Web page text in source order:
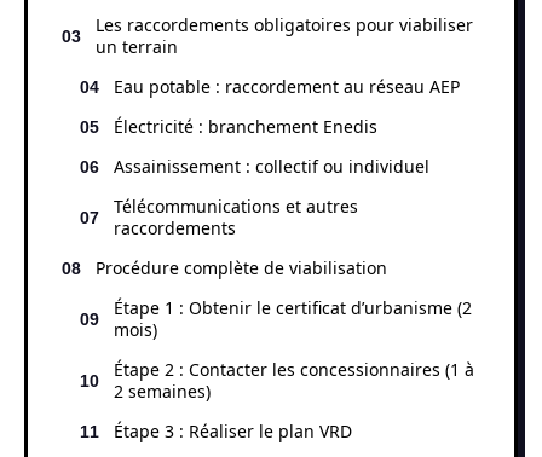
Les raccordements obligatoires pour viabiliser
un terrain
Eau potable : raccordement au réseau AEP
Électricité : branchement Enedis
Assainissement : collectif ou individuel
Télécommunications et autres
raccordements
Procédure complète de viabilisation
Étape 1 : Obtenir le certificat d’urbanisme (2
mois)
Étape 2 : Contacter les concessionnaires (1 à
2 semaines)
Étape 3 : Réaliser le plan VRD